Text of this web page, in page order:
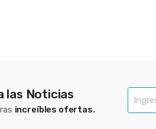
las Noticias
increíbles ofertas.